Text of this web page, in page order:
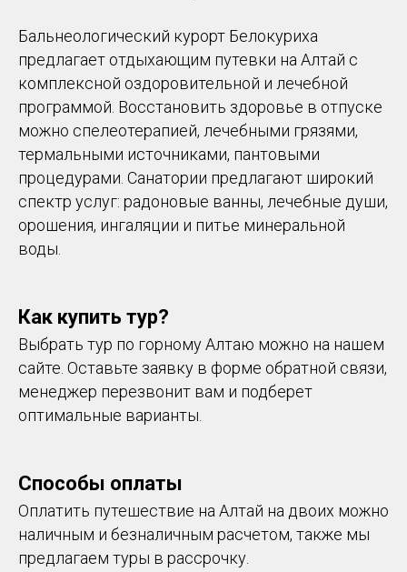
Бальнеологический курорт Белокуриха
предлагает отдыхающим путевки на Алтай с
комплексной оздоровительной и лечебной
программой. Восстановить здоровье в отпуске
можно спелеотерапией, лечебными грязями,
термальными источниками, пантовыми
процедурами. Санатории предлагают широкий
спектр услуг: радоновые ванны, лечебные души,
орошения, ингаляции и питье минеральной
воды.
Как купить тур?
Выбрать тур по горному Алтаю можно на нашем
сайте. Оставьте заявку в форме обратной связи,
менеджер перезвонит вам и подберет
оптимальные варианты.
Способы оплаты
Оплатить путешествие на Алтай на двоих можно
наличным и безналичным расчетом, также мы
предлагаем туры в рассрочку.